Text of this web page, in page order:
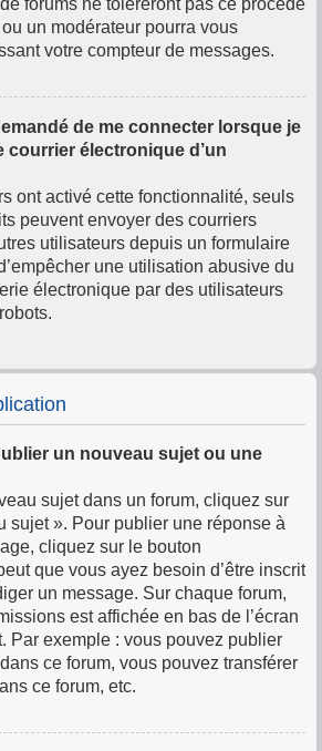
forums ne toléreront pas ce procédé
un modérateur pourra vous
votre compteur de messages.
de me connecter lorsque je
courrier électronique d’un
ont activé cette fonctionnalité, seuls
peuvent envoyer des courriers
utilisateurs depuis un formulaire
une utilisation abusive du
électronique par des utilisateurs
un nouveau sujet ou une
sujet dans un forum, cliquez sur
sujet ». Pour publier une réponse à
cliquez sur le bouton
que vous ayez besoin d’être inscrit
un message. Sur chaque forum,
est affichée en bas de l’écran
Par exemple : vous pouvez publier
ce forum, vous pouvez transférer
ce forum, etc.